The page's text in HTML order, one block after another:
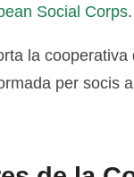
Social Corps.
la
per socis